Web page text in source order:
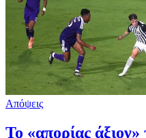
Απόψεις
Το «απορίας